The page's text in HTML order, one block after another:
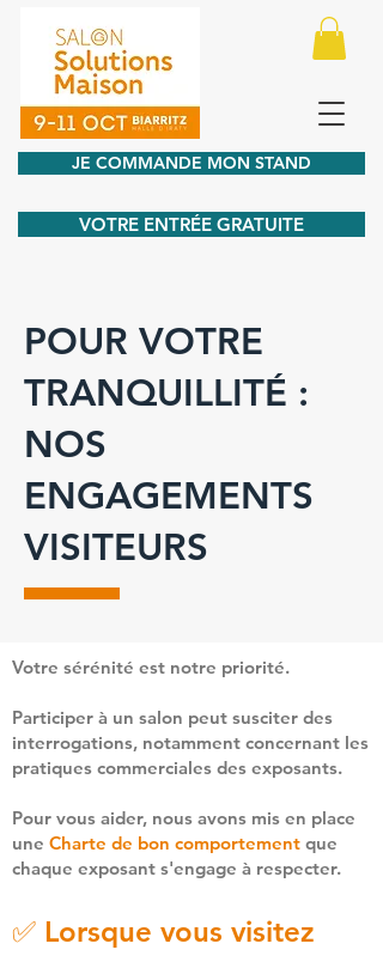
JE COMMANDE MON STAND
VOTRE ENTRÉE GRATUITE
POUR VOTRE
TRANQUILLITÉ :
NOS
ENGAGEMENTS
VISITEURS
Votre sérénité est notre priorité.
Participer à un salon peut susciter des
interrogations, notamment concernant les
pratiques commerciales des exposants.
Pour vous aider, nous avons mis en place
une Charte de bon comportement que
chaque exposant s'engage à respecter.
✅ Lorsque vous visitez